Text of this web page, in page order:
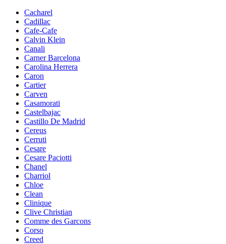
Cacharel
Cadillac
Cafe-Cafe
Calvin Klein
Canali
Carner Barcelona
Carolina Herrera
Caron
Cartier
Carven
Casamorati
Castelbajac
Castillo De Madrid
Cereus
Cerruti
Cesare
Cesare Paciotti
Chanel
Charriol
Chloe
Clean
Clinique
Clive Christian
Comme des Garcons
Corso
Creed